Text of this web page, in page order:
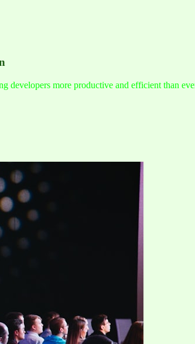
more productive and efficient than